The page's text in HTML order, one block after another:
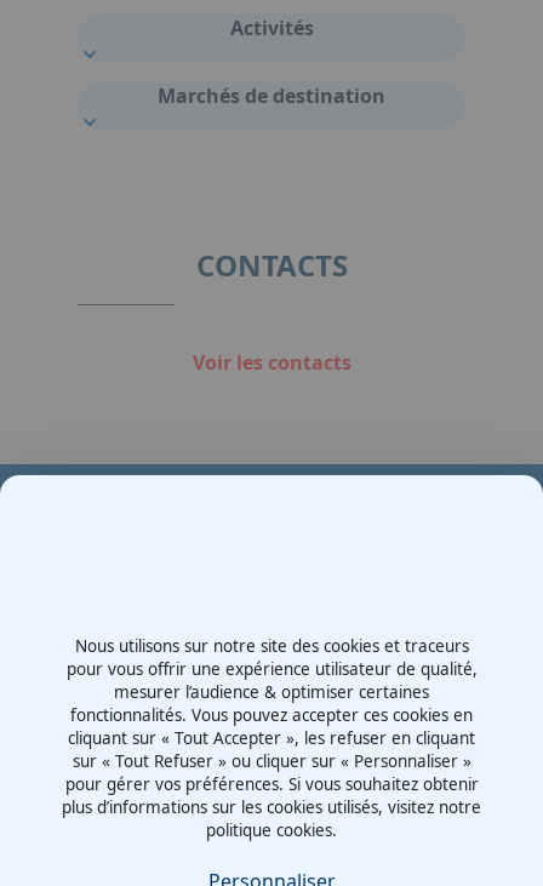
Activités
Marchés de destination
CONTACTS
Voir les contacts
Contactez-nous
Route d'Irigny, Z.I. Nord
69530 - Brignais
France
Nous utilisons sur notre site des cookies et traceurs
pour vous offrir une expérience utilisateur de qualité,
mesurer l’audience & optimiser certaines
fonctionnalités. Vous pouvez accepter ces cookies en
cliquant sur « Tout Accepter », les refuser en cliquant
sur « Tout Refuser » ou cliquer sur « Personnaliser »
pour gérer vos préférences. Si vous souhaitez obtenir
plus d’informations sur les cookies utilisés, visitez notre
politique cookies.